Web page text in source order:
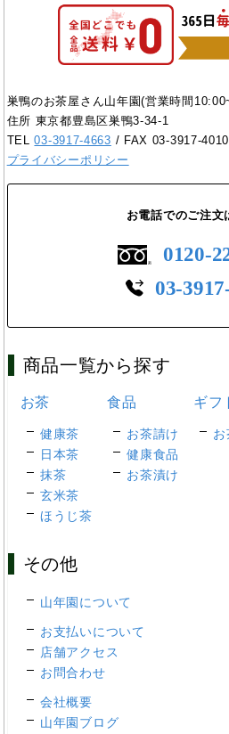
巣鴨のお茶屋さん山年園(営業時間
住所 東京都豊島区巣鴨3-34-1
TEL03-3917-4663 / FAX 03-3917-4010
プライバシーポリシー
お電話でのご注文
0120-
03-
商品一覧から探す
お茶
健康茶
日本茶
抹茶
玄米茶
ほうじ茶
食品
お茶請け
健康食品
お茶漬け
ギフ
お
その他
山年園について
お支払いについて
店舗アクセス
お問合わせ
会社概要
山年園ブログ